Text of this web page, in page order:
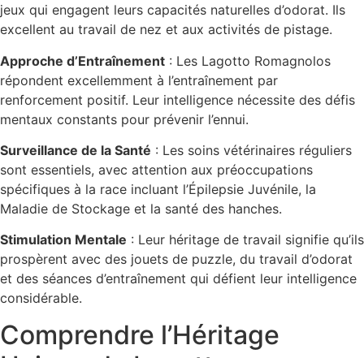
jeux qui engagent leurs capacités naturelles d’odorat. Ils
excellent au travail de nez et aux activités de pistage.
Approche d’Entraînement : Les Lagotto Romagnolos
répondent excellemment à l’entraînement par
renforcement positif. Leur intelligence nécessite des défis
mentaux constants pour prévenir l’ennui.
Surveillance de la Santé : Les soins vétérinaires réguliers
sont essentiels, avec attention aux préoccupations
spécifiques à la race incluant l’Épilepsie Juvénile, la
Maladie de Stockage et la santé des hanches.
Stimulation Mentale : Leur héritage de travail signifie qu’ils
prospèrent avec des jouets de puzzle, du travail d’odorat
et des séances d’entraînement qui défient leur intelligence
considérable.
Comprendre l’Héritage